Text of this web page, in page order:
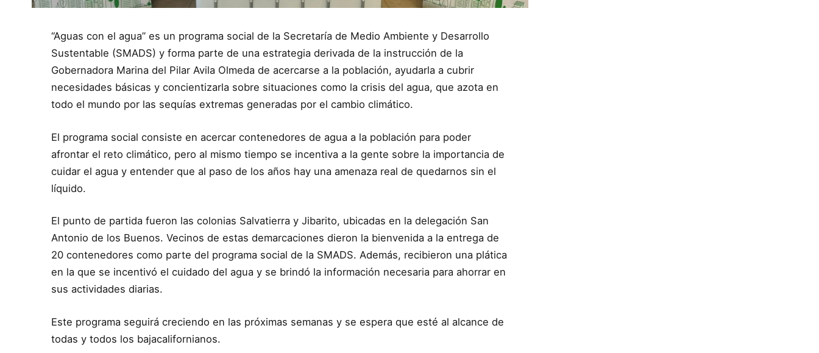
“Aguas con el agua” es un programa social de la Secretaría de Medio Ambiente y Desarrollo
Sustentable (SMADS) y forma parte de una estrategia derivada de la instrucción de la
Gobernadora Marina del Pilar Avila Olmeda de acercarse a la población, ayudarla a cubrir
necesidades básicas y concientizarla sobre situaciones como la crisis del agua, que azota en
todo el mundo por las sequías extremas generadas por el cambio climático.
El programa social consiste en acercar contenedores de agua a la población para poder
afrontar el reto climático, pero al mismo tiempo se incentiva a la gente sobre la importancia de
cuidar el agua y entender que al paso de los años hay una amenaza real de quedarnos sin el
líquido.
El punto de partida fueron las colonias Salvatierra y Jibarito, ubicadas en la delegación San
Antonio de los Buenos. Vecinos de estas demarcaciones dieron la bienvenida a la entrega de
20 contenedores como parte del programa social de la SMADS. Además, recibieron una plática
en la que se incentivó el cuidado del agua y se brindó la información necesaria para ahorrar en
sus actividades diarias.
Este programa seguirá creciendo en las próximas semanas y se espera que esté al alcance de
todas y todos los bajacalifornianos.